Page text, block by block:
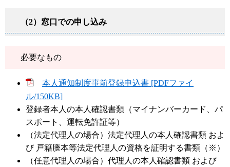
（2）窓口での申し込み
必要なもの
本人通知制度事前登録申込書 [PDFファイ
ル/150KB]
登録者本人の本人確認書類（マイナンバーカード、パ
スポート、運転免許証等）
（法定代理人の場合）法定代理人の本人確認書類 およ
び 戸籍謄本等法定代理人の資格を証明する書類（※）
（任意代理人の場合）代理人の本人確認書類 および